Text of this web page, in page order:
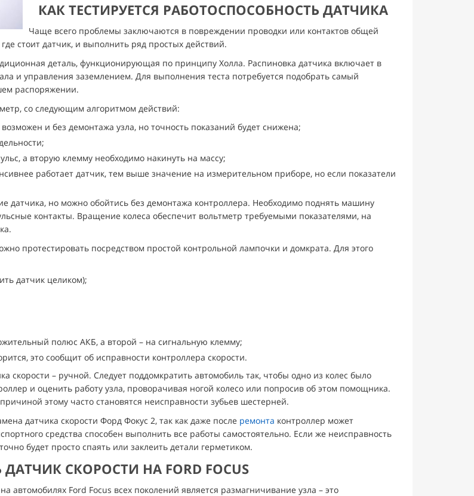
КАК ТЕСТИРУЕТСЯ РАБОТОСПОСОБНОСТЬ ДАТЧИКА
Чаще всего проблемы заключаются в повреждении проводки или контактов общей
стоит датчик, и выполнить ряд простых действий.
деталь, функционирующая по принципу Холла. Распиновка датчика включает в
и управления заземлением. Для выполнения теста потребуется подобрать самый
распоряжении.
со следующим алгоритмом действий:
и без демонтажа узла, но точность показаний будет снижена;
а вторую клемму необходимо накинуть на массу;
работает датчик, тем выше значение на измерительном приборе, но если показатели
датчика, но можно обойтись без демонтажа контроллера. Необходимо поднять машину
контакты. Вращение колеса обеспечит вольтметр требуемыми показателями, на
протестировать посредством простой контрольной лампочки и домкрата. Для этого
датчик целиком);
полюс АКБ, а второй – на сигнальную клемму;
это сообщит об исправности контроллера скорости.
скорости – ручной. Следует поддомкратить автомобиль так, чтобы одно из колес было
и оценить работу узла, проворачивая ногой колесо или попросив об этом помощника.
этому часто становятся неисправности зубьев шестерней.
датчика скорости Форд Фокус 2, так как даже после ремонта контроллер может
средства способен выполнить все работы самостоятельно. Если же неисправность
будет просто спаять или заклеить детали герметиком.
СКОРОСТИ НА FORD FOCUS
Ford Focus всех поколений является размагничивание узла – это